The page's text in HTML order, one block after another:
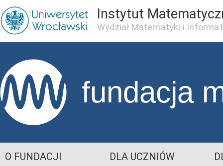
Instytut
Wydział Matematyki i
fundacja
O FUNDACJI DLA UCZNIÓW